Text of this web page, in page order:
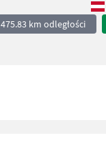
475.83 km odległości